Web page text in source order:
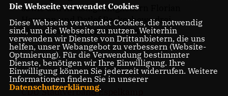
sowie den Kreistagsmitgliedern Florian
Hemann und Detlef Beckschewe drei
Ehrengäste begrüßen zu können.
Quelle:
CDU Stadtverband Espelkamp
Die Webseite verwendet Cookies
Diese Webseite verwendet Cookies, die notwendig
sind, um die Webseite zu nutzen. Weiterhin
verwenden wir Dienste von Drittanbietern, die uns
helfen, unser Webangebot zu verbessern (Website-
Optmierung). Für die Verwendung bestimmter
Dienste, benötigen wir Ihre Einwilligung. Ihre
Einwilligung können Sie jederzeit widerrufen. Weitere
Informationen finden Sie in unserer
Datenschutzerklärung.